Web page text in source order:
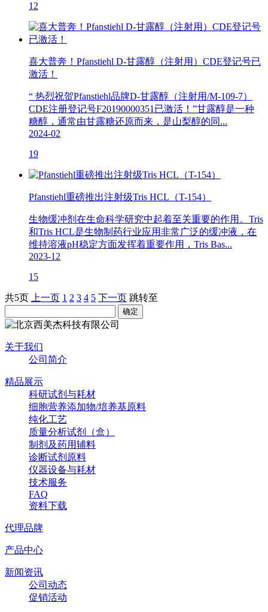
12
喜大普奔！Pfanstiehl D-甘露醇（注射用）CDE登记号已
激活！
“ 热烈祝贺Pfanstiehl品牌D-甘露醇（注射用/M-109-7）
CDE注册登记号F20190000351已激活！”甘露醇是一种
糖醇，通常由甘露糖还原而来，是山梨醇的同...
2024-02
19
Pfanstiehl重磅推出注射级Tris HCL（T-154）
生物缓冲剂在生命科学研究中起着至关重要的作用。Tris
和Tris HCL是生物制药行业应用非常广泛的缓冲液，在
维持溶液pH稳定方面发挥着重要作用，Tris Bas...
2023-12
15
共5页 上一页 1 2 3 4 5 下一页 跳转至
关于我们
公司简介
精品展示
科研试剂与耗材
细胞营养添加物/培养基原料
纯化工艺
质量分析试剂（盒）
制剂及药用辅料
诊断试剂原料
仪器设备与耗材
技术服务
FAQ
资料下载
代理品牌
产品中心
新闻资讯
公司动态
促销活动